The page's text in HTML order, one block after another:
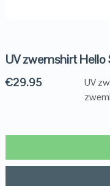
UV zwemshirt Hello
€29.95
UV